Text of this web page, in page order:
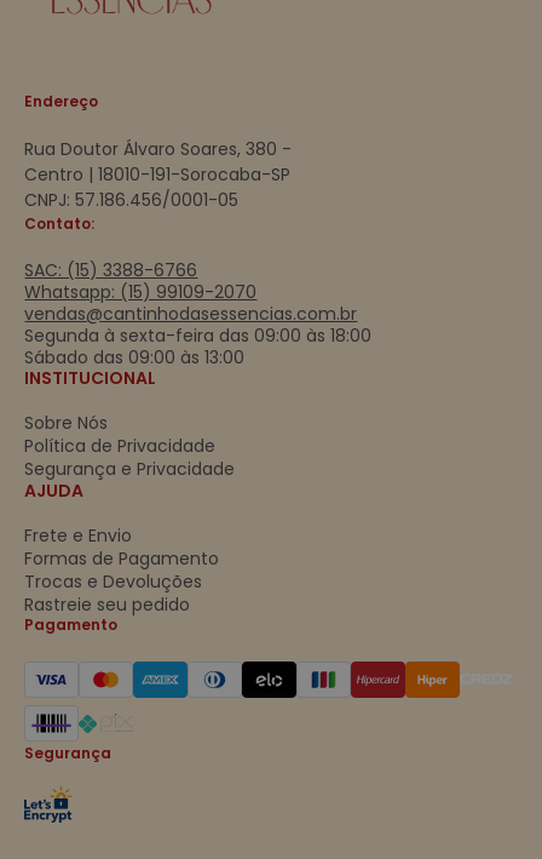
Endereço
Rua Doutor Álvaro Soares, 380 -
Centro | 18010-191-Sorocaba-SP
CNPJ: 57.186.456/0001-05
Contato:
SAC: (15) 3388-6766
Whatsapp: (15) 99109-2070
vendas@cantinhodasessencias.com.br
Segunda à sexta-feira das 09:00 às 18:00
Sábado das 09:00 às 13:00
INSTITUCIONAL
Sobre Nós
Política de Privacidade
Segurança e Privacidade
AJUDA
Frete e Envio
Formas de Pagamento
Trocas e Devoluções
Rastreie seu pedido
Pagamento
Segurança